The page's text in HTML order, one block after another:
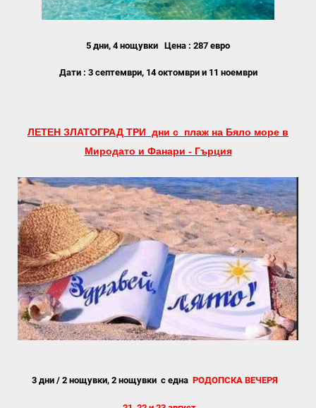
5 дни, 4 нощувки Цена : 287 евро
Дати : 3 септември, 14 октомври и 11 ноември
ЛЕТЕН ЗЛАТОГРАД ТРИ дни с плаж на Бяло море в
Миродато и Фанари - Гърция
3 дни / 2 нощувки, 2 нощувки с една РОДОПСКА ВЕЧЕРЯ